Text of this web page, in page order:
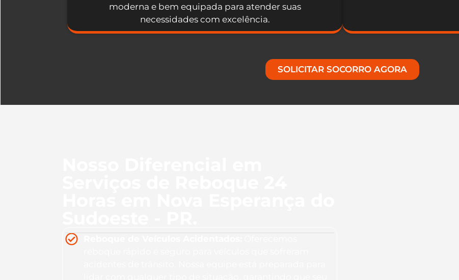
moderna e bem equipada para atender suas
necessidades com excelência.
SOLICITAR SOCORRO AGORA